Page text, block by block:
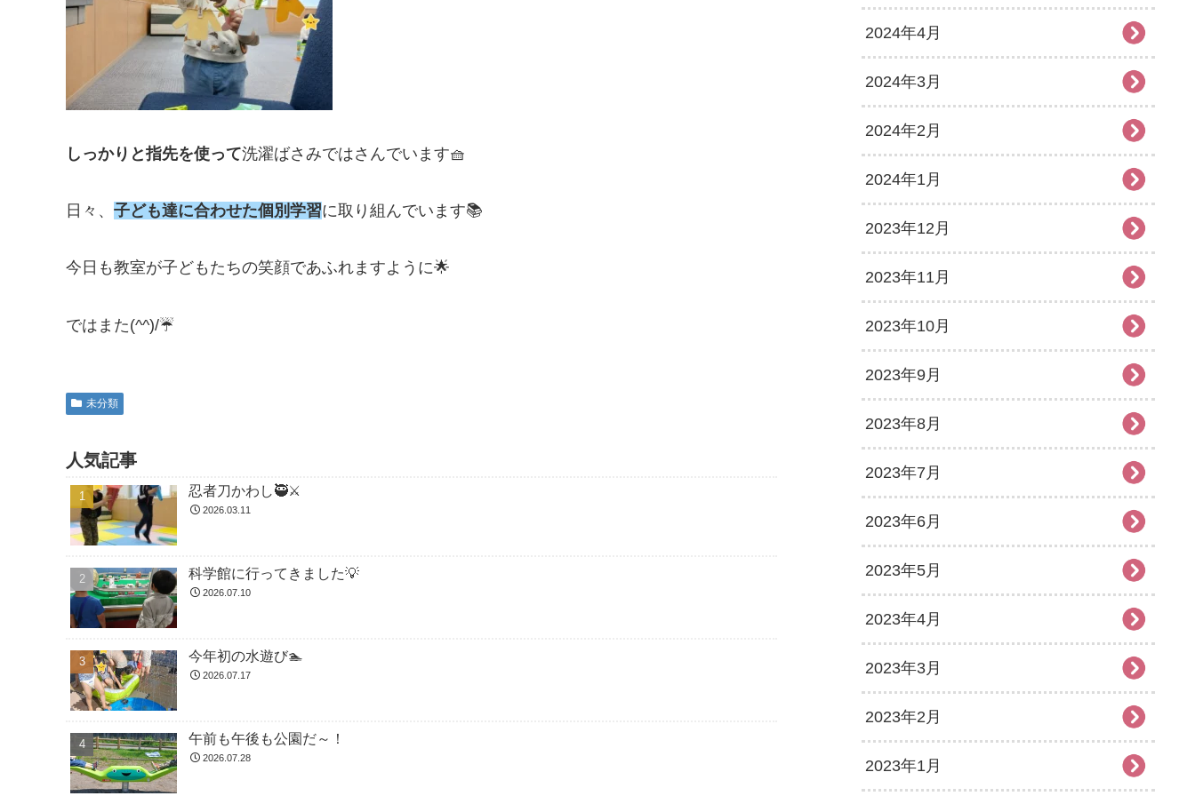
しっかりと指先を使って洗濯ばさみではさんでいます🧺
日々、 子ども達に合わせた個別学習に取り組んでいます📚
今日も教室が子どもたちの笑顔であふれますように🌟
ではまた(^^)/☔
未分類
人気記事
忍者刀かわし🥷⚔️
2026.03.11
科学館に行ってきました💡
2026.07.10
今年初の水遊び🏊
2026.07.17
午前も午後も公園だ～！
2026.07.28
2024年4月
2024年3月
2024年2月
2024年1月
2023年12月
2023年11月
2023年10月
2023年9月
2023年8月
2023年7月
2023年6月
2023年5月
2023年4月
2023年3月
2023年2月
2023年1月